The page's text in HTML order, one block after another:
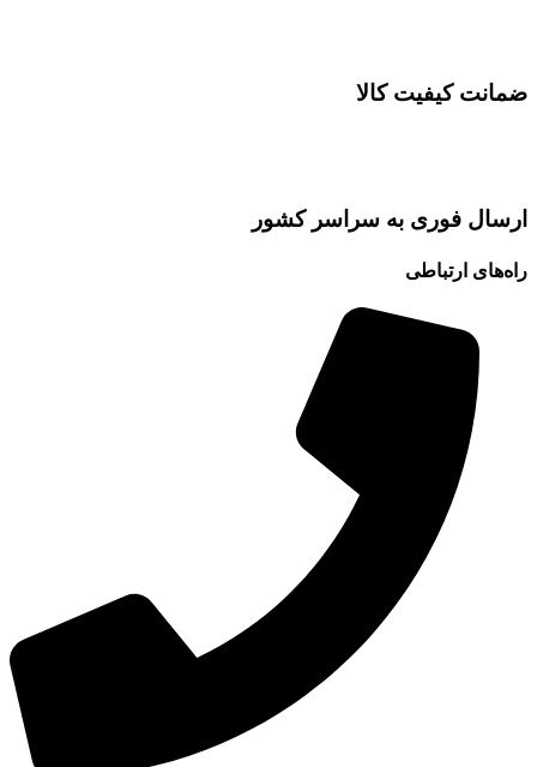
ضمانت کیفیت کالا
ارسال فوری به سراسر کشور
راه‌های ارتباطی